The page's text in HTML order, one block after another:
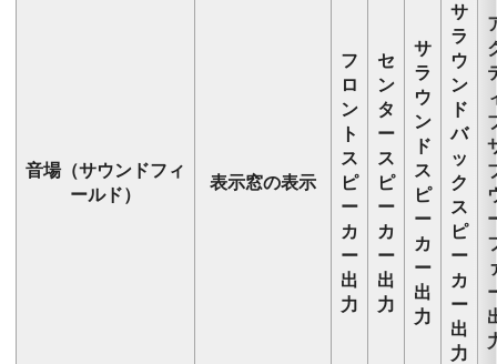
音場（サウンドフィ
ールド）
表示窓の表示
フ
ロ
ン
ト
ス
ピ
ー
カ
ー
出
力
セ
ン
タ
ー
ス
ピ
ー
カ
ー
出
力
サ
ラ
ウ
ン
ド
ス
ピ
ー
カ
ー
出
力
サ
ラ
ウ
ン
ド
バ
ッ
ク
ス
ピ
ー
カ
ー
出
力